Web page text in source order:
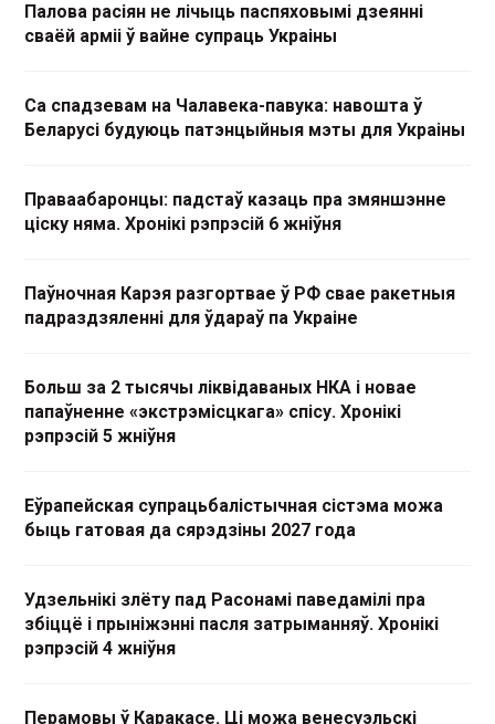
Палова расіян не лічыць паспяховымі дзеянні
сваёй арміі ў вайне супраць Украіны
Са спадзевам на Чалавека-павука: навошта ў
Беларусі будуюць патэнцыйныя мэты для Украіны
Праваабаронцы: падстаў казаць пра змяншэнне
ціску няма. Хронікі рэпрэсій 6 жніўня
Паўночная Карэя разгортвае ў РФ свае ракетныя
падраздзяленні для ўдараў па Украіне
Больш за 2 тысячы ліквідаваных НКА і новае
папаўненне «экстрэмісцкага» спісу. Хронікі
рэпрэсій 5 жніўня
Еўрапейская супрацьбалістычная сістэма можа
быць гатовая да сярэдзіны 2027 года
Удзельнікі злёту пад Расонамі паведамілі пра
збіццё і прыніжэнні пасля затрыманняў. Хронікі
рэпрэсій 4 жніўня
Перамовы ў Каракасе. Ці можа венесуэльскі